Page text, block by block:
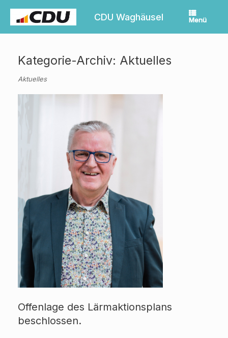
springen
CDU Waghäusel Menü
Kategorie-Archiv: Aktuelles
Aktuelles
Offenlage des Lärmaktionsplans
beschlossen.